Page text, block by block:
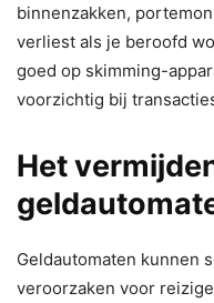
binnenzakken,
verliest als je beroofd
goed op skimming-
voorzichtig bij
Het
Geldautomaten kunnen
veroorzaken voor